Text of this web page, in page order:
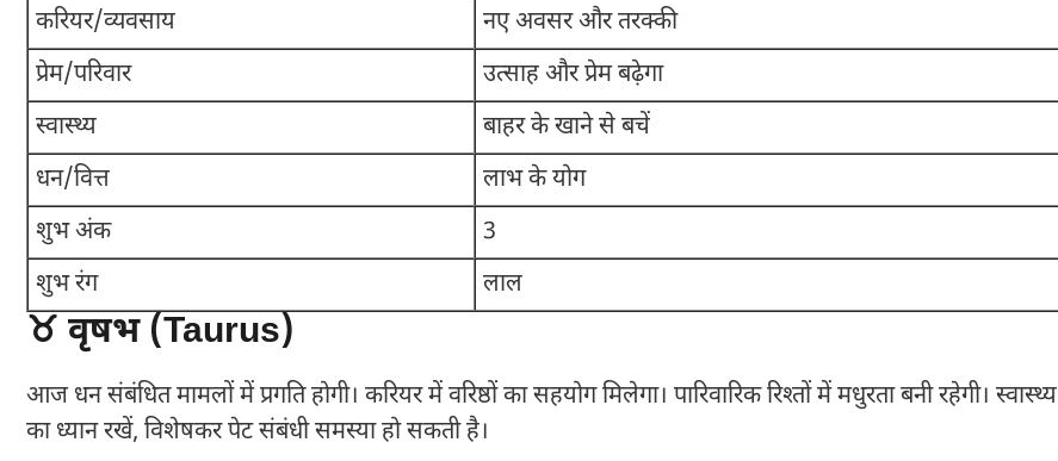
करियर/व्यवसाय
नए अवसर और तरक्की
प्रेम/परिवार
उत्साह और प्रेम बढ़ेगा
स्वास्थ्य
बाहर के खाने से बचें
धन/वित्त
लाभ के योग
शुभ अंक
3
शुभ रंग
लाल
♉ वृषभ (Taurus)
आज धन संबंधित मामलों में प्रगति होगी। करियर में वरिष्ठों का सहयोग मिलेगा। पारिवारिक रिश्तों में मधुरता बनी रहेगी। स्वास्थ्य
का ध्यान रखें, विशेषकर पेट संबंधी समस्या हो सकती है।